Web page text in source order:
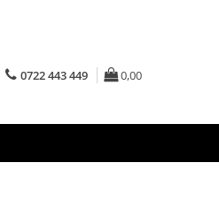
0722 443 449 0,00